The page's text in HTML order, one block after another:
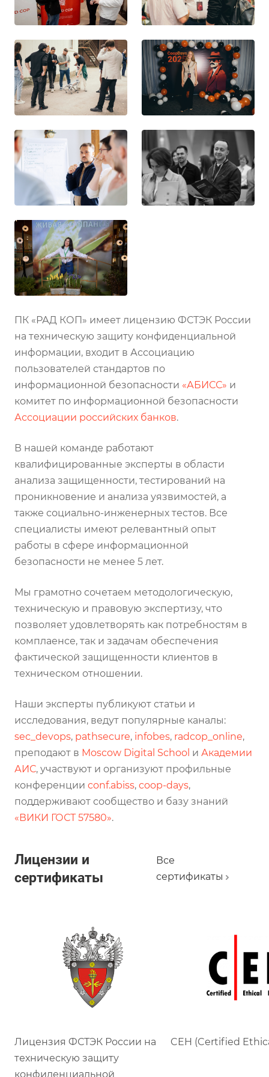
ПК «РАД КОП» имеет лицензию ФСТЭК России
на техническую защиту конфиденциальной
информации, входит в Ассоциацию
пользователей стандартов по
информационной безопасности «АБИСС» и
комитет по информационной безопасности
Ассоциации российских банков.
В нашей команде работают
квалифицированные эксперты в области
анализа защищенности, тестирований на
проникновение и анализа уязвимостей, а
также социально-инженерных тестов. Все
специалисты имеют релевантный опыт
работы в сфере информационной
безопасности не менее 5 лет.
Мы грамотно сочетаем методологическую,
техническую и правовую экспертизу, что
позволяет удовлетворять как потребностям в
комплаенсе, так и задачам обеспечения
фактической защищенности клиентов в
техническом отношении.
Наши эксперты публикуют статьи и
исследования, ведут популярные каналы:
sec_devops, pathsecure, infobes, radcop_online,
преподают в Moscow Digital School и Академии
АИС, участвуют и организуют профильные
конференции conf.abiss, coop-days,
поддерживают сообщество и базу знаний
«ВИКИ ГОСТ 57580».
Лицензии и
сертификаты
Все
сертификаты
Лицензия ФСТЭК России на
техническую защиту
конфиденциальной
CEH (Certified